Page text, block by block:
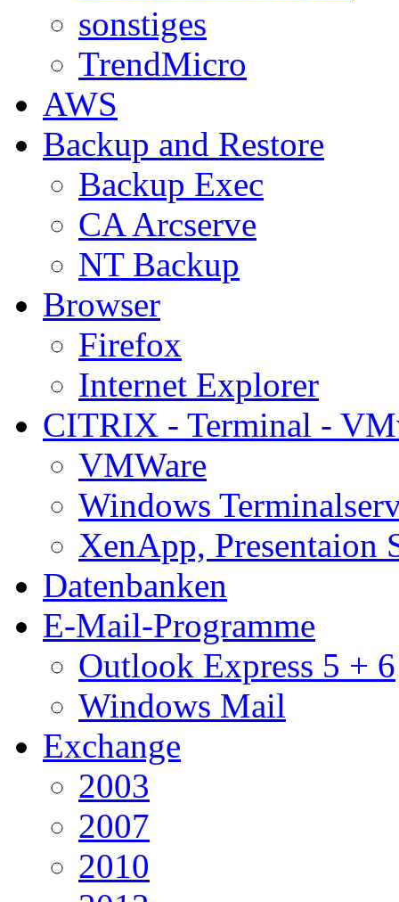
sonstiges
TrendMicro
AWS
Backup and Restore
Backup Exec
CA Arcserve
NT Backup
Browser
Firefox
Internet Explorer
CITRIX - Terminal -
VMWare
Windows
XenApp, Presentaion
Datenbanken
E-Mail-Programme
Outlook Express 5 + 6
Windows Mail
Exchange
2003
2007
2010